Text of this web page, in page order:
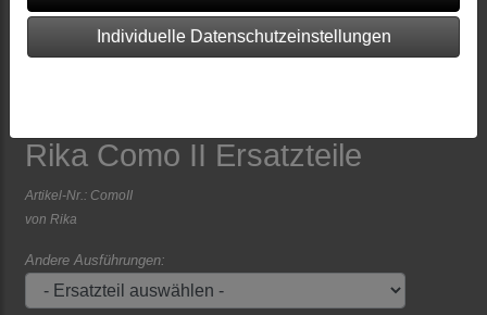
Rika Como II Ersatzteile
Artikel-Nr.: ComoII
von Rika
Andere Ausführungen:
Individuelle Datenschutzeinstellungen